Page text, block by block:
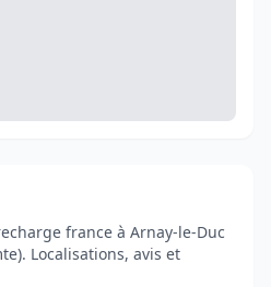
france à Arnay-le-Duc
Localisations, avis et